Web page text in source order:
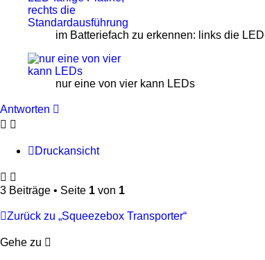
im Batteriefach zu erkennen: links die
nur eine von vier kann LEDs
Antworten
Druckansicht
3 Beiträge • Seite 1 von 1
Zurück zu „Squeezebox Transporter“
Gehe zu